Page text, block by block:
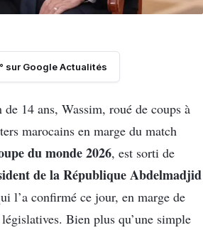
sur Google Actualités
14 ans, Wassim, roué de coups à
marocains en marge du match
du monde 2026, est sorti de
de la République Abdelmadjid
l’a confirmé ce jour, en marge de
Bien plus qu’une simple